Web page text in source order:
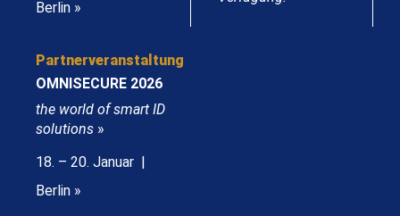
Berlin »
Partnerveranstaltung
OMNISECURE 2026
the world of smart ID
solutions »
18. – 20. Januar |
Berlin »